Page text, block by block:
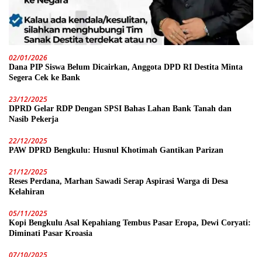
02/01/2026
Dana PIP Siswa Belum Dicairkan, Anggota DPD RI Destita Minta
Segera Cek ke Bank
23/12/2025
DPRD Gelar RDP Dengan SPSI Bahas Lahan Bank Tanah dan
Nasib Pekerja
22/12/2025
PAW DPRD Bengkulu: Husnul Khotimah Gantikan Parizan
21/12/2025
Reses Perdana, Marhan Sawadi Serap Aspirasi Warga di Desa
Kelahiran
05/11/2025
Kopi Bengkulu Asal Kepahiang Tembus Pasar Eropa, Dewi Coryati:
Diminati Pasar Kroasia
07/10/2025